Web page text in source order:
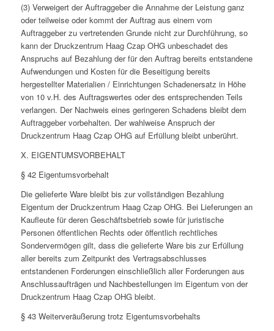
(3) Verweigert der Auftraggeber die Annahme der Leistung ganz
oder teilweise oder kommt der Auftrag aus einem vom
Auftraggeber zu vertretenden Grunde nicht zur Durchführung, so
kann der Druckzentrum Haag Czap OHG unbeschadet des
Anspruchs auf Bezahlung der für den Auftrag bereits entstandene
Aufwendungen und Kosten für die Beseitigung bereits
hergestellter Materialien / Einrichtungen Schadenersatz in Höhe
von 10 v.H. des Auftragswertes oder des entsprechenden Teils
verlangen. Der Nachweis eines geringeren Schadens bleibt dem
Auftraggeber vorbehalten. Der wahlweise Anspruch der
Druckzentrum Haag Czap OHG auf Erfüllung bleibt unberührt.
X. EIGENTUMSVORBEHALT
§ 42 Eigentumsvorbehalt
Die gelieferte Ware bleibt bis zur vollständigen Bezahlung
Eigentum der Druckzentrum Haag Czap OHG. Bei Lieferungen an
Kaufleute für deren Geschäftsbetrieb sowie für juristische
Personen öffentlichen Rechts oder öffentlich rechtliches
Sondervermögen gilt, dass die gelieferte Ware bis zur Erfüllung
aller bereits zum Zeitpunkt des Vertragsabschlusses
entstandenen Forderungen einschließlich aller Forderungen aus
Anschlussaufträgen und Nachbestellungen im Eigentum von der
Druckzentrum Haag Czap OHG bleibt.
§ 43 Weiterveräußerung trotz Eigentumsvorbehalts